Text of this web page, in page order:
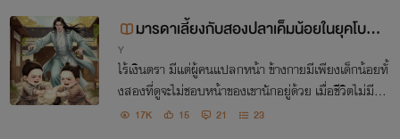
มารดาเลี้ยงกับสองปลาเค็มน้อยในยุคโบรา
Y
ไร้เงินตรา มีแต่ผู้คนแปลกหน้า ข้างกายมีเพียงเด็กน้อยทั้
งสองที่ดูจะไม่ชอบหน้าของเขานักอยู่ด้วย เมื่อชีวิตไม่มีทา
งเลือก เขาต้องเดินหน้าต่อเท่านั้น
17K 15 21 23